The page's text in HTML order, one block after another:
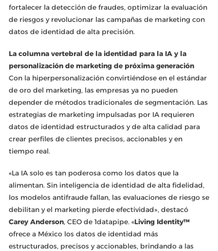
fortalecer la detección de fraudes, optimizar la evaluación
de riesgos y revolucionar las campañas de marketing con
datos de identidad de alta precisión.
La columna vertebral de la identidad para la IA y la
personalización de marketing de próxima generación
Con la hiperpersonalización convirtiéndose en el estándar
de oro del marketing, las empresas ya no pueden
depender de métodos tradicionales de segmentación. Las
estrategias de marketing impulsadas por IA requieren
datos de identidad estructurados y de alta calidad para
crear perfiles de clientes precisos, accionables y en
tiempo real.
«La IA solo es tan poderosa como los datos que la
alimentan. Sin inteligencia de identidad de alta fidelidad,
los modelos antifraude fallan, las evaluaciones de riesgo se
debilitan y el marketing pierde efectividad», destacó
Carey Anderson, CEO de 1datapipe. «Living Identity™
ofrece a México los datos de identidad más
estructurados, precisos y accionables, brindando a las